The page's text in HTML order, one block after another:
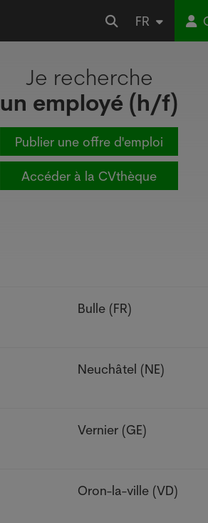
FR
Je recherche
un employé (h/f)
Publier une offre d'emploi
Accéder à la CVthèque
Bulle (FR)
Neuchâtel (NE)
Vernier (GE)
Oron-la-ville (VD)